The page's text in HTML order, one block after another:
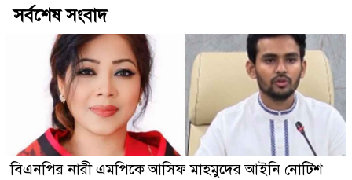
সর্বশেষ সংবাদ
বিএনপির নারী এমপিকে আসিফ মাহমুদের আইনি নোটিশ